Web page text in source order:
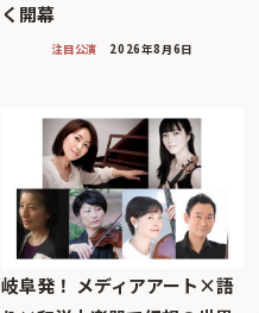
く開幕
注目公演 2026年8月6日
岐阜発！ メディアアート×語